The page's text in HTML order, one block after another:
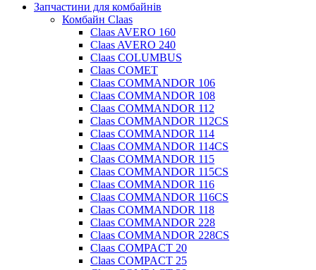
Запчастини для комбайнів
Комбайн Claas
Claas AVERO 160
Claas AVERO 240
Claas COLUMBUS
Claas COMET
Claas COMMANDOR 106
Claas COMMANDOR 108
Claas COMMANDOR 112
Claas COMMANDOR 112CS
Claas COMMANDOR 114
Claas COMMANDOR 114CS
Claas COMMANDOR 115
Claas COMMANDOR 115CS
Claas COMMANDOR 116
Claas COMMANDOR 116CS
Claas COMMANDOR 118
Claas COMMANDOR 228
Claas COMMANDOR 228CS
Claas COMPACT 20
Claas COMPACT 25